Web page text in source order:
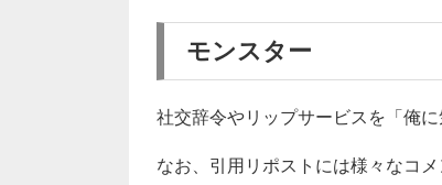
モンスター
社交辞令やリップサービスを「俺
なお、引用リポストには様々なコメ